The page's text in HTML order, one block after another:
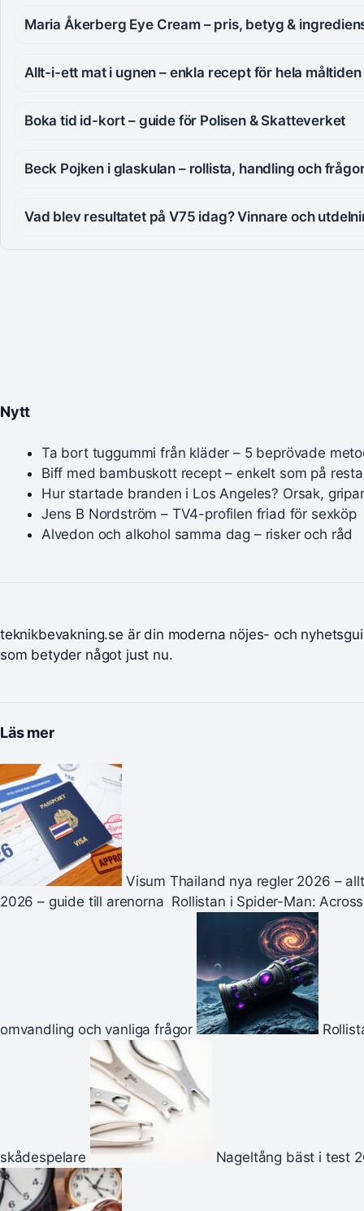
Maria Åkerberg Eye Cream – pris, betyg &
Allt-i-ett mat i ugnen – enkla recept för hela måltiden
Boka tid id-kort – guide för Polisen & Skatteverket
Beck Pojken i glaskulan – rollista, handling och
Vad blev resultatet på V75 idag? Vinnare och
Nytt
Ta bort tuggummi från kläder – 5 beprövade
Biff med bambuskott recept – enkelt som på
Hur startade branden i Los Angeles? Orsak,
Jens B Nordström – TV4-profilen friad för sexköp
Alvedon och alkohol samma dag – risker och råd
teknikbevakning.se är din moderna nöjes- och
som betyder något just nu.
Läs mer
Visum Thailand nya regler 2026 –
2026 – guide till arenorna Rollistan i Spider-Man:
omvandling och vanliga frågor
skådespelare Nageltång bäst i test